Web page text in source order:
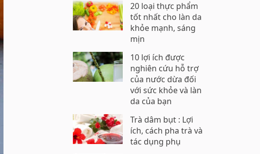
20 loại thực phẩm
tốt nhất cho làn da
khỏe mạnh, sáng
mịn
10 lợi ích được
nghiên cứu hỗ trợ
của nước dừa đối
với sức khỏe và làn
da của bạn
Trà dâm bụt : Lợi
ích, cách pha trà và
tác dụng phụ